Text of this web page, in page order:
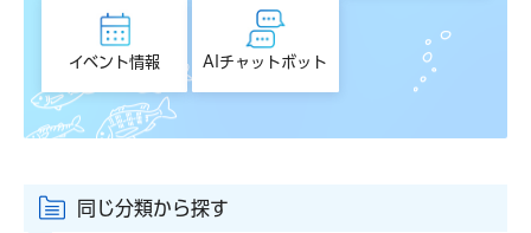
イベント情報 AIチャットボット
同じ分類から探す